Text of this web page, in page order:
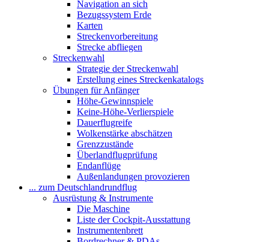
Navigation an sich
Bezugssystem Erde
Karten
Streckenvorbereitung
Strecke abfliegen
Streckenwahl
Strategie der Streckenwahl
Erstellung eines Streckenkatalogs
Übungen für Anfänger
Höhe-Gewinnspiele
Keine-Höhe-Verlierspiele
Dauerflugreife
Wolkenstärke abschätzen
Grenzzustände
Überlandflugprüfung
Endanflüge
Außenlandungen provozieren
... zum Deutschlandrundflug
Ausrüstung & Instrumente
Die Maschine
Liste der Cockpit-Ausstattung
Instrumentenbrett